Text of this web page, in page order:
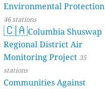
Environmental Protection
46 stations
🇨🇦Columbia Shuswap
Regional District Air
Monitoring Project 35
stations
Communities Against